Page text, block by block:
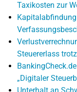
Taxikosten zur
Steuererlass
„Digitaler